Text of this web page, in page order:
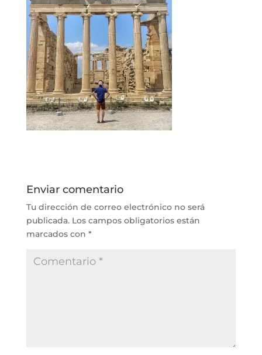
Enviar comentario
Tu dirección de correo electrónico no será
publicada. Los campos obligatorios están
marcados con *